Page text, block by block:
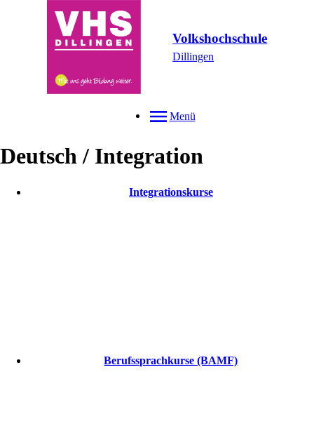
Volkshochschule
Dillingen
Menü
Deutsch / Integration
Integrationskurse
Berufssprachkurse (BAMF)